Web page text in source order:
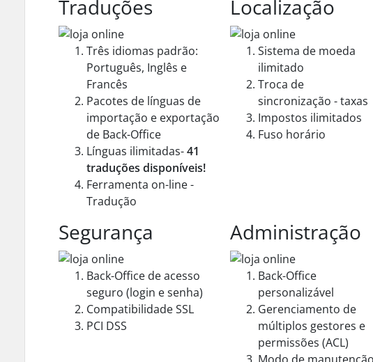
Traduções
Três idiomas padrão:
Português, Inglês e
Francês
Pacotes de línguas de
importação e exportação
de Back-Office
Línguas ilimitadas-41
traduções disponíveis!
Ferramenta on-line -
Tradução
Localização
Sistema de moeda
ilimitado
Troca de
sincronização - taxas
Impostos ilimitados
Fuso horário
Segurança
Back-Office de acesso
seguro (login e senha)
Compatibilidade SSL
PCI DSS
Administração
Back-Office
personalizável
Gerenciamento de
múltiplos gestores e
permissões (ACL)